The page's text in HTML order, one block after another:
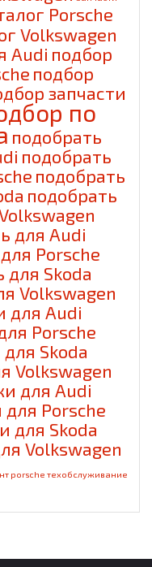
Porsche
Volkswagen
Audi подбор
подбор
запчасти
по
подобрать
подобрать
подобрать
подобрать
для Audi
Porsche
для Skoda
Volkswagen
для Audi
Porsche
Skoda
Volkswagen
для Audi
Porsche
для Skoda
Volkswagen
porsche техобслуживание